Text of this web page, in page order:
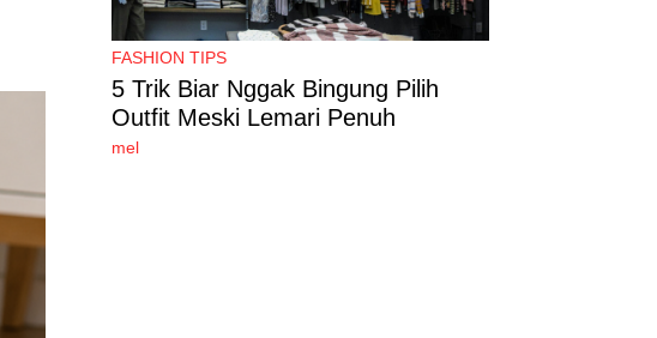
FASHION TIPS
5 Trik Biar Nggak Bingung Pilih
Outfit Meski Lemari Penuh
mel